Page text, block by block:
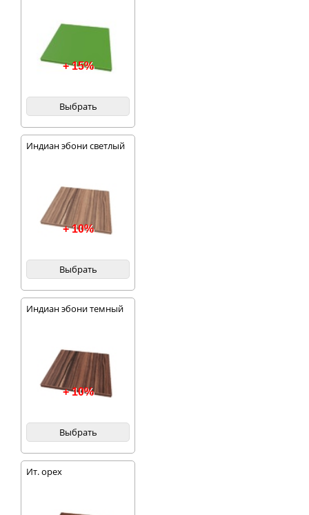
+ 15%
Выбрать
Индиан эбони светлый
+ 10%
Выбрать
Индиан эбони темный
+ 10%
Выбрать
Ит. орех